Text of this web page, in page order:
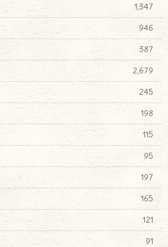
1,347
946
387
2,679
245
198
115
95
197
165
121
91